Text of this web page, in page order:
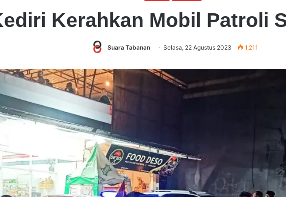
Kerahkan Mobil Patroli
Suara Tabanan Selasa, 22 Agustus 2023 1,211